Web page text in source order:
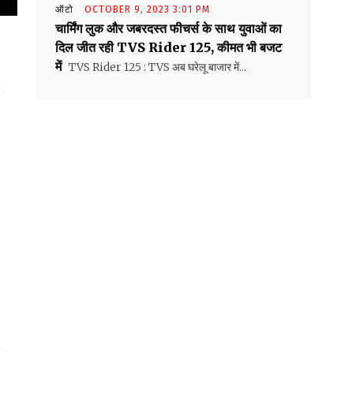
ऑटो OCTOBER 9, 2023 3:01 PM
चार्मिंग लुक और जबरदस्त फीचर्स के साथ युवाओं का
दिल जीत रही TVS Rider 125, कीमत भी बजट
में TVS Rider 125 : TVS अब घरेलू बाजार में...